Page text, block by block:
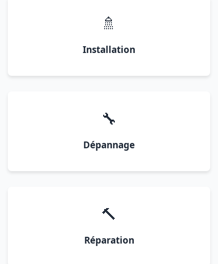
🚿
Installation
🔧
Dépannage
🔨
Réparation